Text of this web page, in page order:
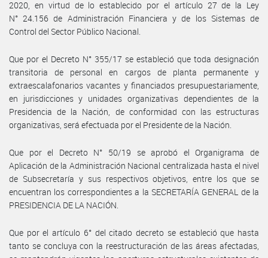
2020, en virtud de lo establecido por el artículo 27 de la Ley
N° 24.156 de Administración Financiera y de los Sistemas de
Control del Sector Público Nacional.
Que por el Decreto N° 355/17 se estableció que toda designación
transitoria de personal en cargos de planta permanente y
extraescalafonarios vacantes y financiados presupuestariamente,
en jurisdicciones y unidades organizativas dependientes de la
Presidencia de la Nación, de conformidad con las estructuras
organizativas, será efectuada por el Presidente de la Nación.
Que por el Decreto N° 50/19 se aprobó el Organigrama de
Aplicación de la Administración Nacional centralizada hasta el nivel
de Subsecretaría y sus respectivos objetivos, entre los que se
encuentran los correspondientes a la SECRETARÍA GENERAL de la
PRESIDENCIA DE LA NACIÓN.
Que por el artículo 6° del citado decreto se estableció que hasta
tanto se concluya con la reestructuración de las áreas afectadas,